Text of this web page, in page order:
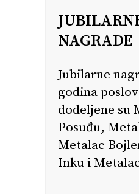
NAGRADE
Jubilarne
godina
dodeljene su
Posuđu,
Metalac
Inku i